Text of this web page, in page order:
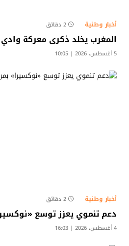
أخبار وطنية 2 دقائق
المغرب يخلد ذكرى معركة وادي
5 أغسطس، 2026 | 10:05
أخبار وطنية 2 دقائق
دعم تنموي يعزز توسع
4 أغسطس، 2026 | 16:03